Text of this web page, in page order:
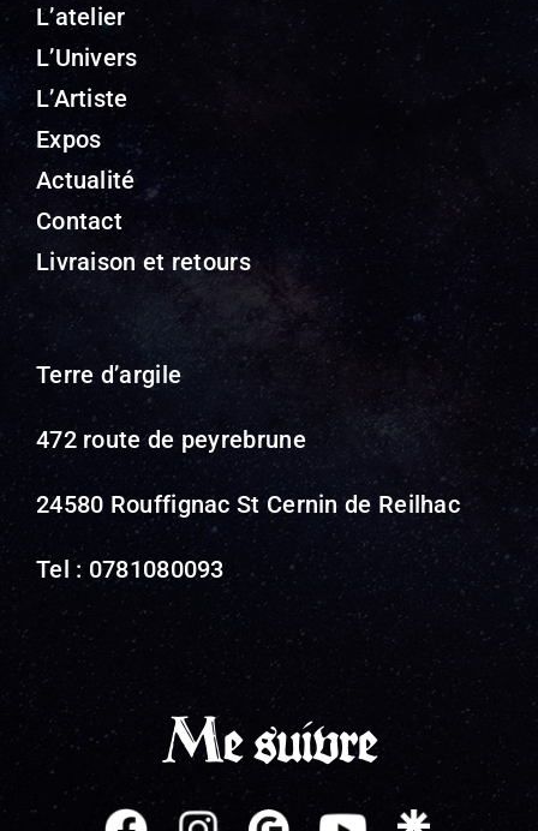
L’atelier
L’Univers
L’Artiste
Expos
Actualité
Contact
Livraison et retours
Terre d’argile
472 route de peyrebrune
24580 Rouffignac St Cernin de Reilhac
Tel : 0781080093
Me suivre